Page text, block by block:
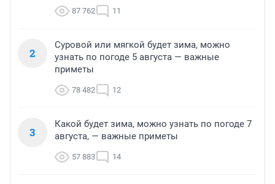
87 762 11
2
Суровой или мягкой будет зима, можно
узнать по погоде 5 августа — важные
приметы
78 482 12
3
Какой будет зима, можно узнать по погоде 7
августа, — важные приметы
57 883 14